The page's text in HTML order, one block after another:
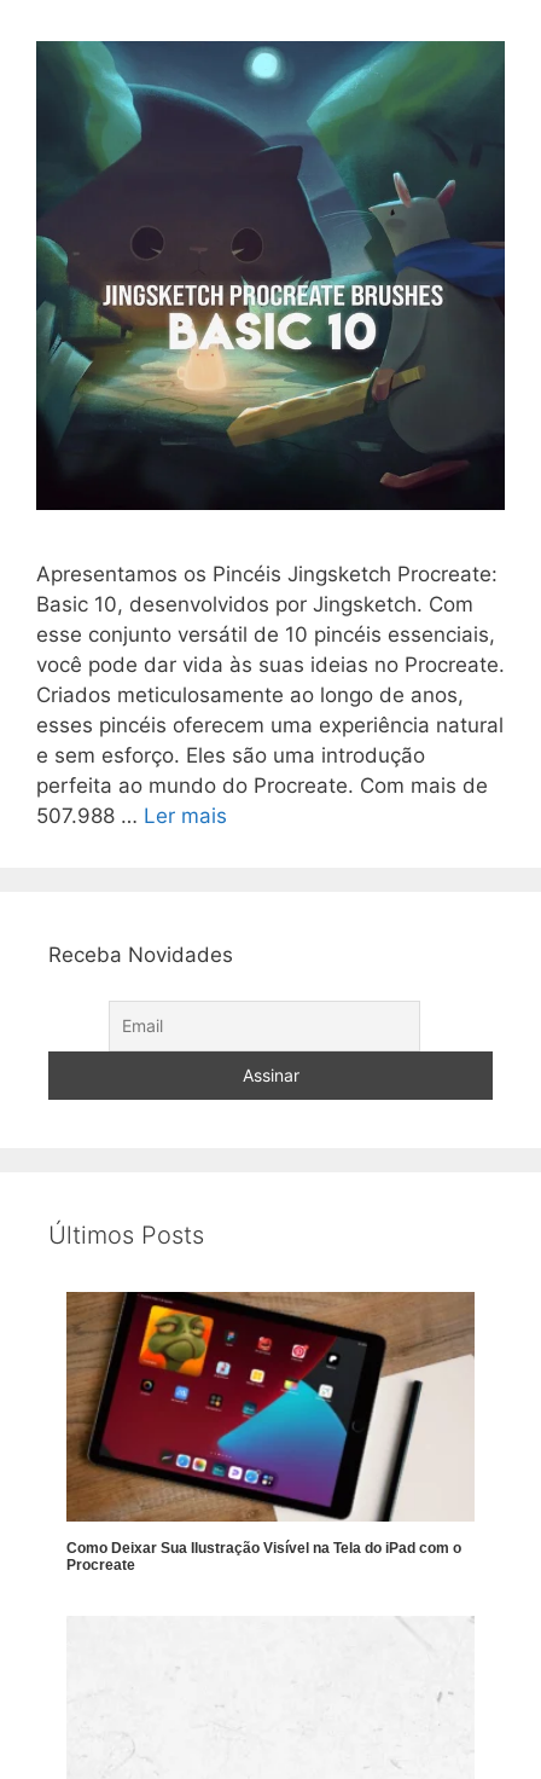
Apresentamos os Pincéis Jingsketch Procreate:
Basic 10, desenvolvidos por Jingsketch. Com
esse conjunto versátil de 10 pincéis essenciais,
você pode dar vida às suas ideias no Procreate.
Criados meticulosamente ao longo de anos,
esses pincéis oferecem uma experiência natural
e sem esforço. Eles são uma introdução
perfeita ao mundo do Procreate. Com mais de
507.988 … Ler mais
Receba Novidades
Últimos Posts
Como Deixar Sua Ilustração Visível na Tela do iPad com o
Procreate